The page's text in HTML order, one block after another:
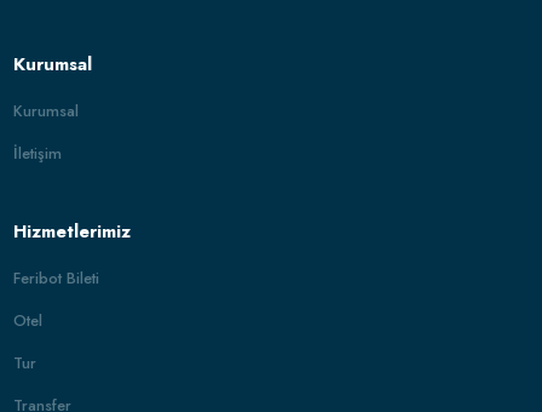
Kurumsal
Kurumsal
İletişim
Hizmetlerimiz
Feribot Bileti
Otel
Tur
Transfer